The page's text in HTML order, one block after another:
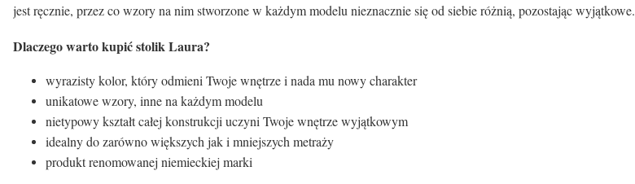
jest ręcznie, przez co wzory na nim stworzone w każdym modelu nieznacznie się od siebie różnią, pozostając wyjątkowe.
Dlaczego warto kupić stolik Laura?
wyrazisty kolor, który odmieni Twoje wnętrze i nada mu nowy charakter
unikatowe wzory, inne na każdym modelu
nietypowy kształt całej konstrukcji uczyni Twoje wnętrze wyjątkowym
idealny do zarówno większych jak i mniejszych metraży
produkt renomowanej niemieckiej marki